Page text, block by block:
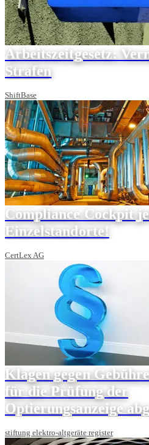
Arbeitszeitgesetz:
Strafen
ShiftBase
Compliance Cockpit
Einzelstandorte!
CertLex AG
Klagen gegen
für die Prüfung der
Optierungsanzeige
stiftung elektro-altgeräte register